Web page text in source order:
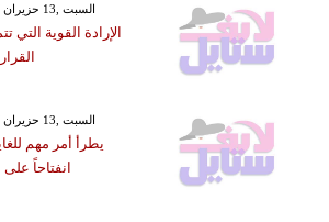
GMT 09:16 2020 السبت ,13 حزيران / يونيو
الإرادة القوية التي
GMT 12:22 2020 السبت ,13 حزيران / يونيو
يطرأ أمر مهم
انفتاحاً